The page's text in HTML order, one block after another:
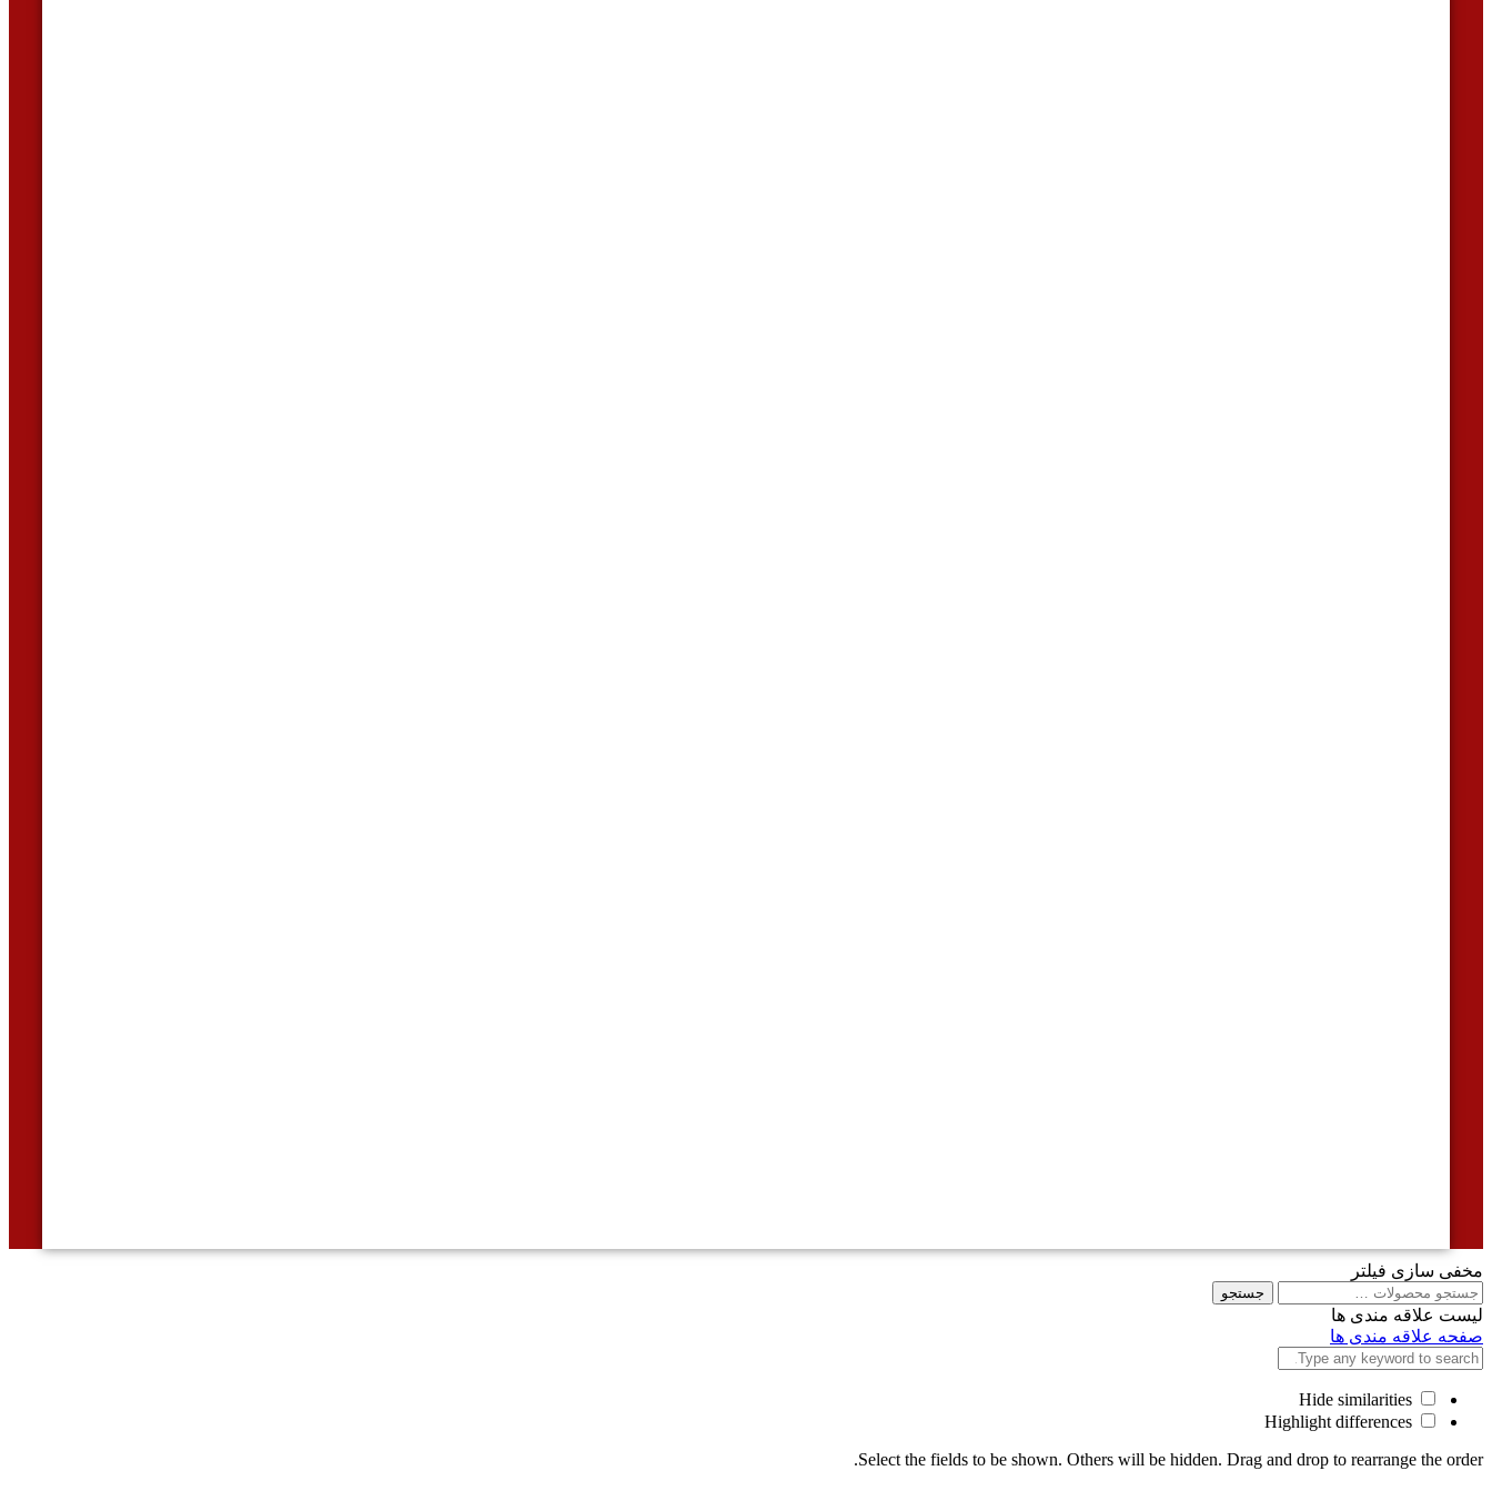
مخفی سازی فیلتر
جستجو
برای
جستجو
لیست علاقه مندی ها
صفحه علاقه مندی ها
Select the fields to be shown. Others will be hidden. Drag and drop to rearrange the order.